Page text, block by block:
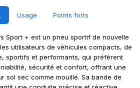
Usage Points forts
Sport + est un pneu sportif de nouvelle
utilisateurs de véhicules compacts, de
sportifs et performants, qui préfèrent
sécurité et confort, offrant une
sol sec comme mouillé. Sa bande de